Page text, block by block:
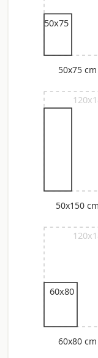
50x75
50x75 cm
50x150 cm
60x80
60x80 cm